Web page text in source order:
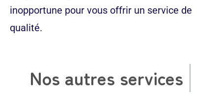
inopportune pour vous offrir un service de
qualité.
Nos autres services